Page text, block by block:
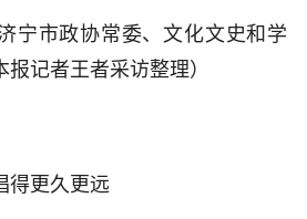
市政协常委、文化文史和学
记者王者采访整理）
更久更远